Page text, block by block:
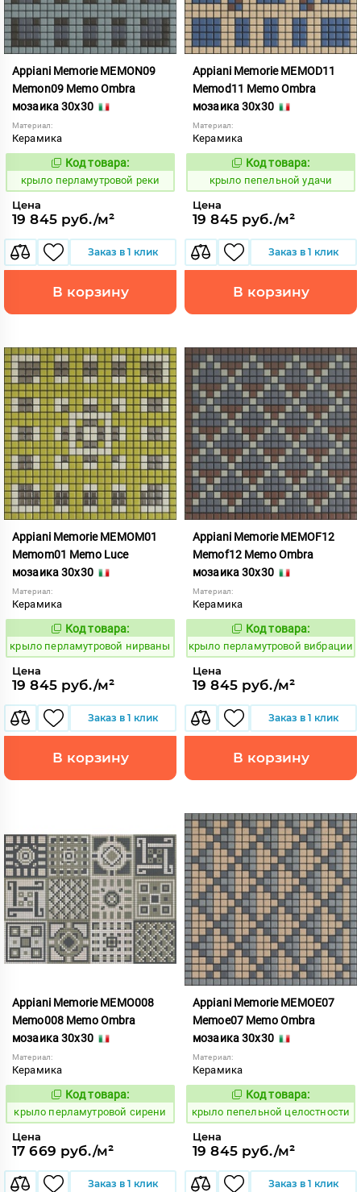
Appiani Memorie MEMON09
Memon09 Memo Ombra
мозаика 30x30
Материал:
Керамика
837079
Код товара:
крыло перламутровой реки
Цена
19 845 руб./м²
Заказ в 1 клик
В корзину
Appiani Memorie MEMOD11
Memod11 Memo Ombra
мозаика 30x30
Материал:
Керамика
836985
Код товара:
крыло пепельной удачи
Цена
19 845 руб./м²
Заказ в 1 клик
В корзину
Appiani Memorie MEMOM01
Memom01 Memo Luce
мозаика 30x30
Материал:
Керамика
837059
Код товара:
крыло перламутровой нирваны
Цена
19 845 руб./м²
Заказ в 1 клик
В корзину
Appiani Memorie MEMOF12
Memof12 Memo Ombra
мозаика 30x30
Материал:
Керамика
837010
Код товара:
крыло перламутровой вибрации
Цена
19 845 руб./м²
Заказ в 1 клик
В корзину
Appiani Memorie MEMO008
Memo008 Memo Ombra
мозаика 30x30
Материал:
Керамика
837089
Код товара:
крыло перламутровой сирени
Цена
17 669 руб./м²
Заказ в 1 клик
Appiani Memorie MEMOE07
Memoe07 Memo Ombra
мозаика 30x30
Материал:
Керамика
836993
Код товара:
крыло пепельной целостности
Цена
19 845 руб./м²
Заказ в 1 клик